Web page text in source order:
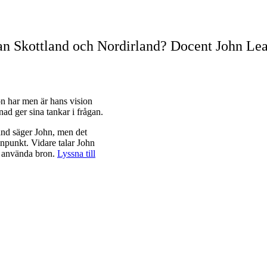
Skottland och Nordirland? Docent John
har men är hans vision
ger sina tankar i frågan.
säger John, men det
Vidare talar John
bron. Lyssna till